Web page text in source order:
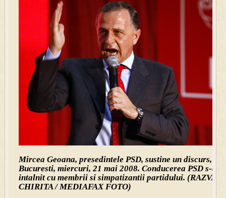
Mircea Geoana, presedintele PSD, sustine un discurs, in
Bucuresti, miercuri, 21 mai 2008. Conducerea PSD s-a
intalnit cu membrii si simpatizantii partidului. (RAZVAN
CHIRITA / MEDIAFAX FOTO)